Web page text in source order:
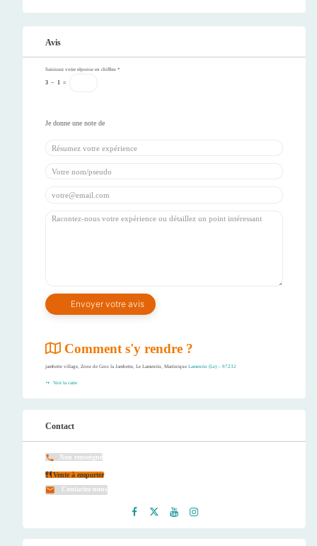
Avis
Saisissez votre réponse en chiffres *
3 − 1 =
Comment s'y rendre ?
jambette village, Zone de Gros la Jambette, Le Lamentin, Martinique Lamentin (Le) – 97232
Voir la carte
Contact
Non renseigné
Vente à emporter
Contactez-nous